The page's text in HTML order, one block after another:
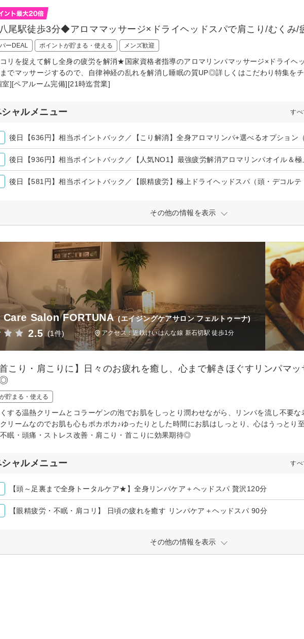
尾駅徒歩3分◆アロママッサージ×ドライヘッドスパで肩こり/むくみ/
ーDEAL ポイントが貯まる・使える メンズ歓迎
リを捉えて解し全身の疲労を解消★国家資格者指導のアロマリンパマッサージ×ドライヘ
でマッサージするので、自律神経の乱れを解消し睡眠の質UP◎詳しくはこだわり特集を
室][ペアルーム完備][21時迄営業]
シャルメニュー す
その他の情報を表示
Salon FORTUNA (エイジングケアサロン フェルトゥーナ)
2.5 (1件) アクセス：近鉄けいはんな線 新石切駅 徒歩1分
首こり・肩こりに】日々のお疲れを癒し、心まで解きほぐすリンパマ
◎
貯まる・使える
する温熱クリームとコラーゲンの泡でお肌をしっとり潤わせながら、リンパを流し不要
リームなのでお肌も心もポカポカ♪ゆったりとした時間にお肌はしっとり、心はうっとり
眠・頭痛・ストレス改善・肩こり・首こりに効果期待◎
シャルメニュー す
【頭～足裏まで全身トータルケア★】全身リンパケア＋ヘッドスパ 贅沢120分
【眼精疲労・不眠・肩コリ】 日頃の疲れを癒す リンパケア＋ヘッドスパ 90分
その他の情報を表示